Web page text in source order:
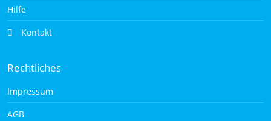
Hilfe
Kontakt
Rechtliches
Impressum
AGB